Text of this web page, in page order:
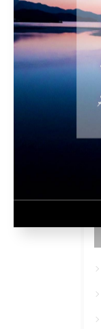
#絶景ポイント
#自然と冒険
#心躍る冒険